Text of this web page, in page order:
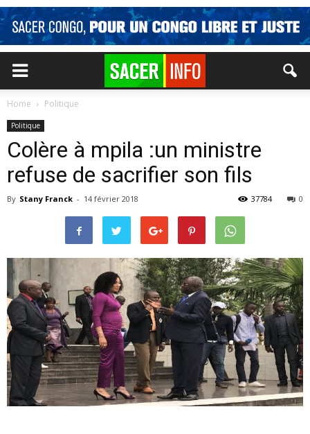
Home Politique
Politique
Colère à mpila :un ministre
refuse de sacrifier son fils
By Stany Franck - 14 février 2018 0
37784